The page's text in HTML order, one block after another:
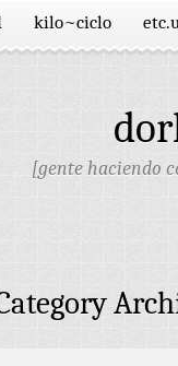
kilo~ciclo
[gente haciendo